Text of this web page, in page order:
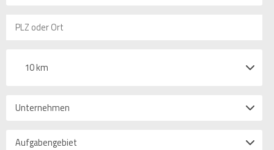
10 km
Unternehmen
Aufgabengebiet